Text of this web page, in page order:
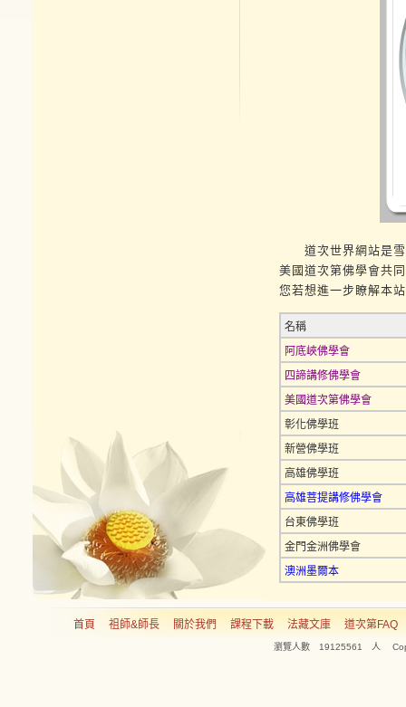
道次世界網站是雪
美國道次第佛學會共
您若想進一步瞭解本
名稱
阿底峽佛學會
四諦講修佛學會
美國道次第佛學會
彰化佛學班
新營佛學班
高雄佛學班
高雄菩提講修佛學會
台東佛學班
金門金洲佛學會
澳洲墨爾本
首頁 祖師&師長 關於我們 課程下載 法藏文庫 道次第FAQ
瀏覽人數 19125561 人